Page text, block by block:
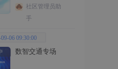
限边界社区管理员助
手
06 09:30:00
数智交通专场